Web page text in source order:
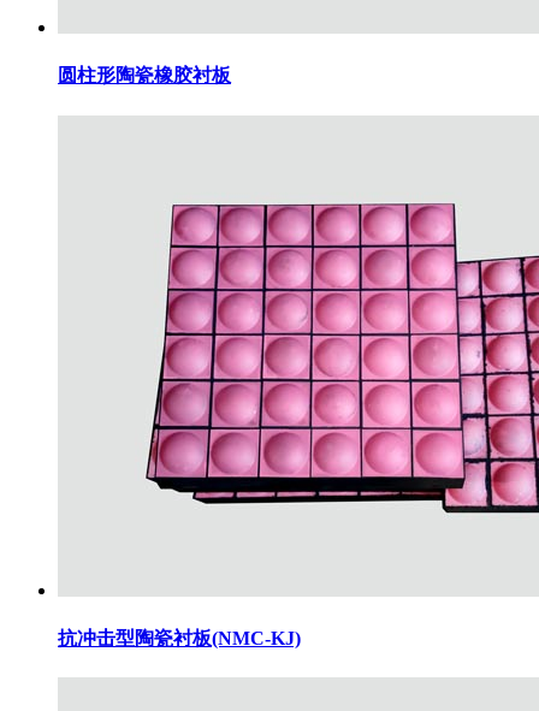
圆柱形陶瓷橡胶衬板
抗冲击型陶瓷衬板(NMC-KJ)